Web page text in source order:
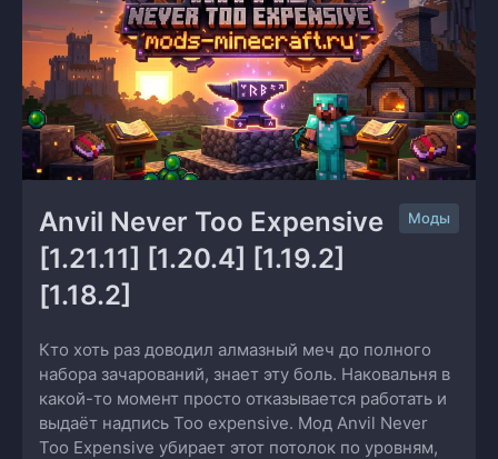
Anvil Never Too Expensive
[1.21.11] [1.20.4] [1.19.2]
[1.18.2]
Моды
Кто хоть раз доводил алмазный меч до полного
набора зачарований, знает эту боль. Наковальня в
какой-то момент просто отказывается работать и
выдаёт надпись Too expensive. Мод Anvil Never
Too Expensive убирает этот потолок по уровням,